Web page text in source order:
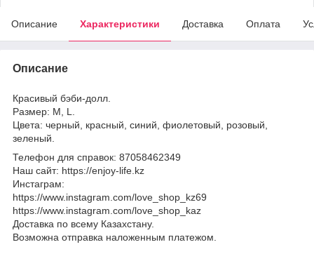
Описание Характеристики Доставка Оплата
Описание
Красивый бэби-долл.
Размер: M L
Цвета: черный, красный, синий, фиолетовый, розовый,
зеленый.
Телефон для справок: 87058462349
Наш сайт: https://enjoy-life.kz
Инстаграм:
https://www.instagram.com/love_shop_kz69
https://www.instagram.com/love_shop_kaz
Доставка по всему Казахстану.
Возможна отправка наложенным платежом.